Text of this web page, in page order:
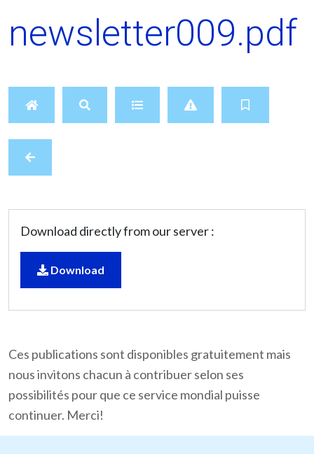
newsletter009.pdf
Download directly from our server :
Download
Ces publications sont disponibles gratuitement mais
nous invitons chacun à contribuer selon ses
possibilités pour que ce service mondial puisse
continuer. Merci!